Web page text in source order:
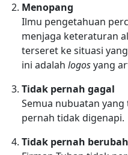
Menopang
Ilmu pengetahuan
menjaga keteraturan
terseret ke situasi yang
ini adalah logosyang
Tidak pernah gagal
Semua nubuatan
pernah tidak digenapi.
Tidak pernah berubah